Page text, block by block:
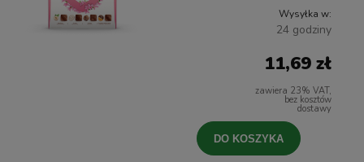
Wysyłka w:
24 godziny
11,69 zł
zawiera 23% VAT,
bez kosztów
dostawy
DO KOSZYKA